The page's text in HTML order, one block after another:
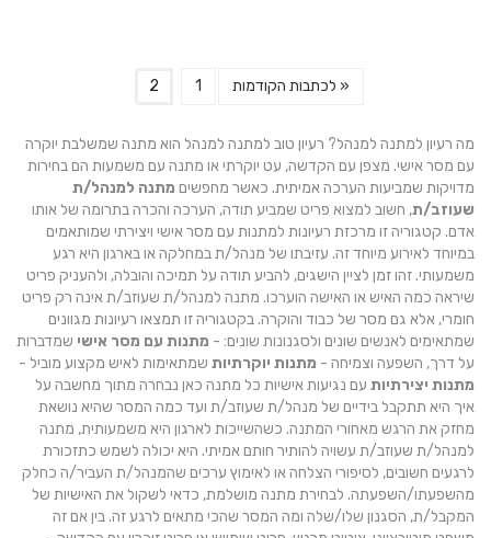
בעמוד
המוצר
« לכתבות הקודמות 1
2
מה רעיון למתנה למנהל? רעיון טוב למתנה למנהל הוא מתנה שמשלבת יוקרה
עם מסר אישי. מצפן עם הקדשה, עט יוקרתי או מתנה עם משמעות הם בחירות
מדויקות שמביעות הערכה אמיתית. כאשר מחפשים מתנה למנהל/ת
שעוזב/ת, חשוב למצוא פריט שמביע תודה, הערכה והכרה בתרומה של אותו
אדם. קטגוריה זו מרכזת רעיונות למתנות עם מסר אישי ויצירתי שמותאמים
במיוחד לאירוע מיוחד זה. עזיבתו של מנהל/ת במחלקה או בארגון היא רגע
משמעותי. זהו זמן לציין הישגים, להביע תודה על תמיכה והובלה, ולהעניק פריט
שיראה כמה האיש או האישה הוערכו. מתנה למנהל/ת שעוזב/ת אינה רק פריט
חומרי, אלא גם מסר של כבוד והוקרה. בקטגוריה זו תמצאו רעיונות מגוונים
שמתאימים לאנשים שונים ולסגנונות שונים: - מתנות עם מסר אישי שמדברות
על דרך, השפעה וצמיחה - מתנות יוקרתיות שמתאימות לאיש מקצוע מוביל -
מתנות יצירתיות עם נגיעות אישיות כל מתנה כאן נבחרה מתוך מחשבה על
איך היא תתקבל בידיים של מנהל/ת שעוזב/ת ועד כמה המסר שהיא נושאת
מחזק את הרגש מאחורי המתנה. כשהשייכות לארגון היא משמעותית, מתנה
למנהל/ת שעוזב/ת עשויה להותיר חותם אמיתי. היא יכולה לשמש כתזכורת
לרגעים חשובים, לסיפורי הצלחה או לאימוץ ערכים שהמנהל/ת העביר/ה כחלק
מהשפעתו/השפעתה. לבחירת מתנה מושלמת, כדאי לשקול את האישיות של
המקבל/ת, הסגנון שלו/שלה ומה המסר שהכי מתאים לרגע זה. בין אם זה